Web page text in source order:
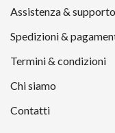
Assistenza &
Spedizioni &
Termini & condizioni
Chi siamo
Contatti